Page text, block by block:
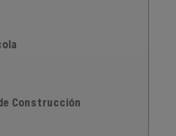
Construcción